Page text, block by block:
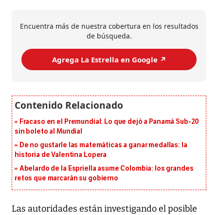
Encuentra más de nuestra cobertura en los resultados
de búsqueda.
Agrega La Estrella en Google ↗️
Fracaso en el Premundial: Lo que dejó a Panamá Sub-20
sin boleto al Mundial
De no gustarle las matemáticas a ganar medallas: la
historia de Valentina Lopera
Abelardo de la Espriella asume Colombia: los grandes
retos que marcarán su gobierno
Las autoridades están investigando el posible